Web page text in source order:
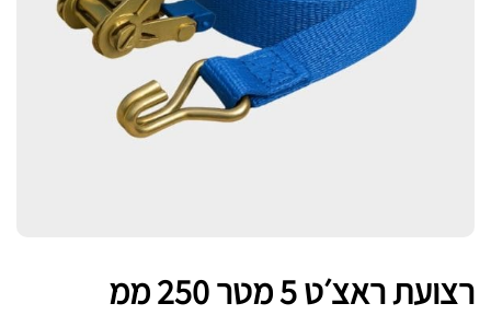
רצועת ראצ׳ט 5 מטר 250 ממ